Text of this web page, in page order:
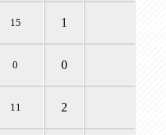
15 1
0 0
11 2